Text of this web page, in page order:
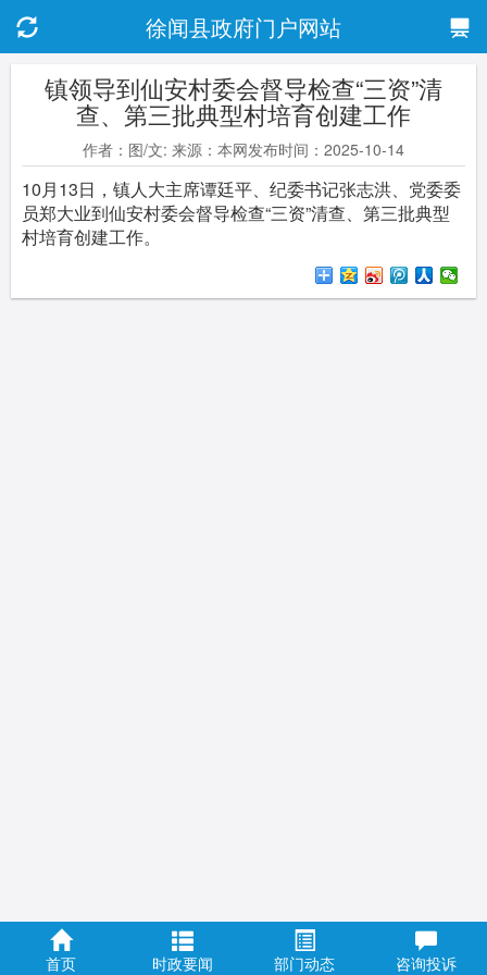
徐闻县政府门户网站
镇领导到仙安村委会督导检查“三资”清
查、第三批典型村培育创建工作
作者：图/文: 来源：本网发布时间：2025-10-14
10月13日，镇人大主席谭廷平、纪委书记张志洪、党委委
员郑大业到仙安村委会督导检查“三资”清查、第三批典型
村培育创建工作。
首页 时政要闻 部门动态 咨询投诉